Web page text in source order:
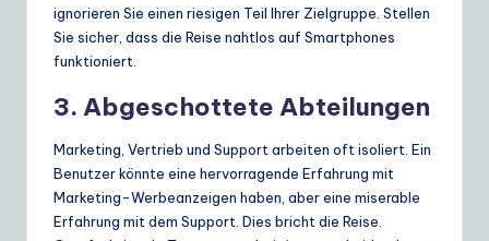
ignorieren Sie einen riesigen Teil Ihrer Zielgruppe. Stellen
Sie sicher, dass die Reise nahtlos auf Smartphones
funktioniert.
3. Abgeschottete Abteilungen
Marketing, Vertrieb und Support arbeiten oft isoliert. Ein
Benutzer könnte eine hervorragende Erfahrung mit
Marketing-Werbeanzeigen haben, aber eine miserable
Erfahrung mit dem Support. Dies bricht die Reise.